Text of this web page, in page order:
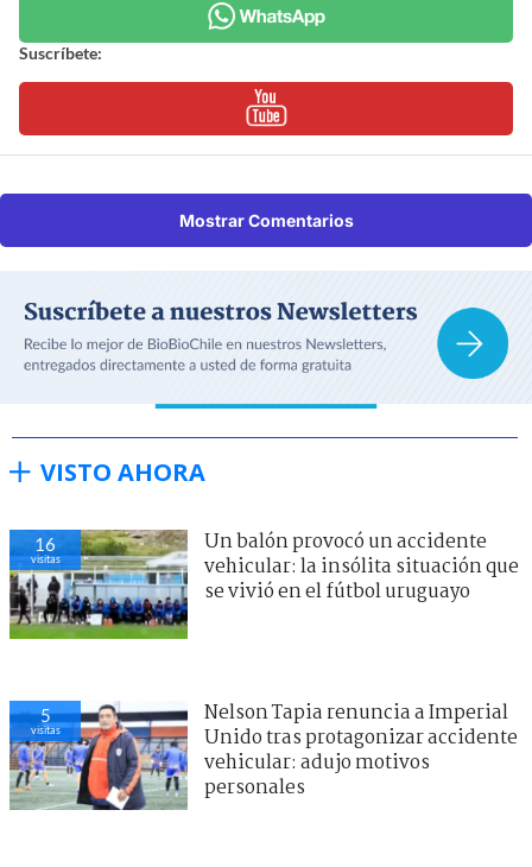
Suscríbete:
Mostrar Comentarios
VISTO AHORA
16
visitas
Un balón provocó un accidente
vehicular: la insólita situación que
se vivió en el fútbol uruguayo
5
visitas
Nelson Tapia renuncia a Imperial
Unido tras protagonizar accidente
vehicular: adujo motivos
personales